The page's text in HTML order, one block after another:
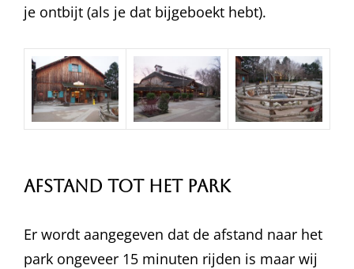
je ontbijt (als je dat bijgeboekt hebt).
Afstand tot het park
Er wordt aangegeven dat de afstand naar het
park ongeveer 15 minuten rijden is maar wij